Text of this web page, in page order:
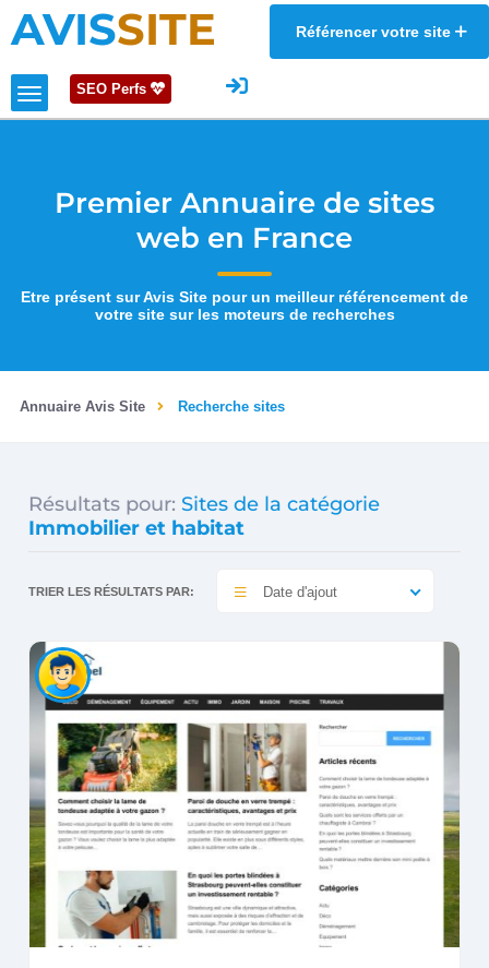
AVISSITE Référencer votre site
SEO Perfs
Premier Annuaire de sites
web en France
Etre présent sur Avis Site pour un meilleur référencement de
votre site sur les moteurs de recherches
Annuaire Avis Site Recherche sites
Résultats pour: Sites de la catégorie
Immobilier et habitat
TRIER LES RÉSULTATS PAR: Date d'ajout